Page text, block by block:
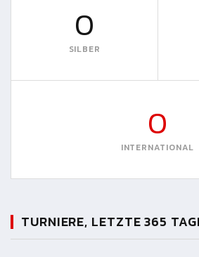
0
SILBER
0
INTERNATIONAL
TURNIERE, LETZTE 365